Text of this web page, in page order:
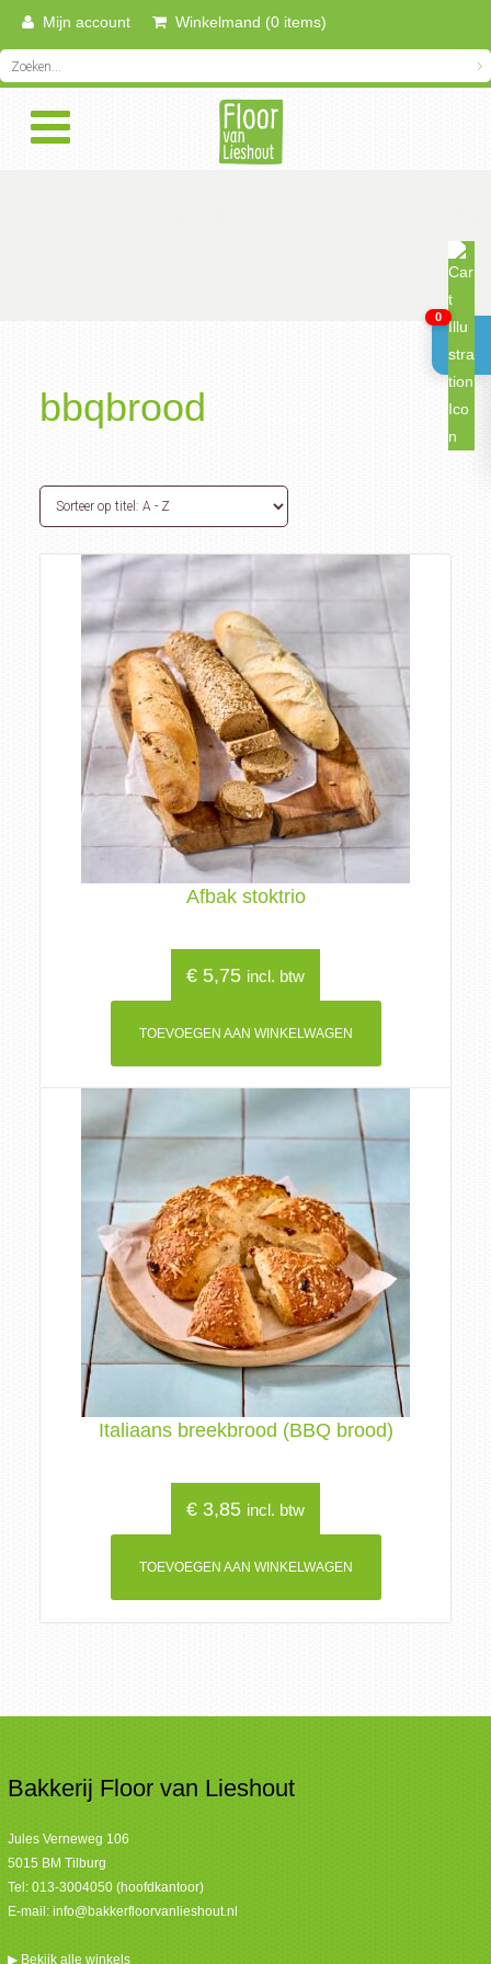
Mijn account Winkelmand (0 items)
bbqbrood
Afbak stoktrio
€ 5,75 incl. btw
TOEVOEGEN AAN WINKELWAGEN
Italiaans breekbrood (BBQ brood)
€ 3,85 incl. btw
TOEVOEGEN AAN WINKELWAGEN
Bakkerij Floor van Lieshout
Jules Verneweg 106
5015 BM Tilburg
Tel: 013-3004050 (hoofdkantoor)
E-mail: info@bakkerfloorvanlieshout.nl
▶ Bekijk alle winkels
0